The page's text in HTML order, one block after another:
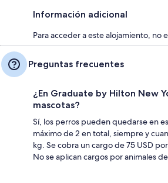
Información adicional
Para acceder a este alojamiento, no
Preguntas frecuentes
¿En Graduate by Hilton New
mascotas?
Sí, los perros pueden quedarse en
máximo de 2 en total, siempre y
kg. Se cobra un cargo de 75 USD
No se aplican cargos por animales